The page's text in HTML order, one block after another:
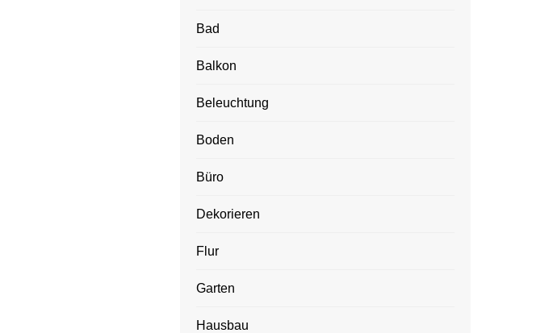
Bad
Balkon
Beleuchtung
Boden
Büro
Dekorieren
Flur
Garten
Hausbau